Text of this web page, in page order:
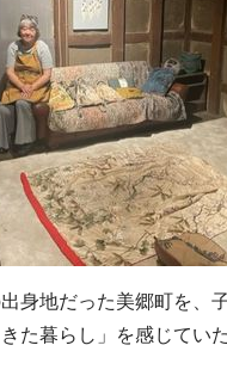
身地だった美郷町を、
た暮らし」を感じてい